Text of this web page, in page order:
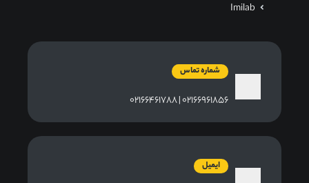
Imilab
شماره تماس
۰۲۱۶۶۹۶۱۸۵۶ | ۰۲۱۶۶۴۶۱۷۸۸
ایمیل